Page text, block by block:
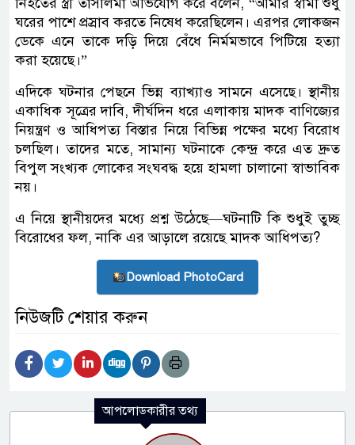
ঘরের পাশে প্রস্রাব করতে নিষেধ করেছিলেন। এরপর লোকজন
ডেকে এনে তাকে দড়ি দিয়ে বেঁধে নির্মমভাবে পিটিয়ে হত্যা
করা হয়েছে।”
এদিকে ঘটনার পেছনে ভিন্ন ব্যাখ্যাও সামনে এসেছে। স্থানীয়
একাধিক সূত্রের দাবি, দীর্ঘদিন ধরে এলাকায় মাদক বাণিজ্যের
নিয়ন্ত্রণ ও আধিপত্য বিস্তার নিয়ে বিভিন্ন পক্ষের মধ্যে বিরোধ
চলছিল। তাদের মতে, সামান্য ঘটনাকে কেন্দ্র করে এত দ্রুত
বিপুল সংখ্যক লোকের সংঘবদ্ধ হয়ে হামলা চালানো স্বাভাবিক
নয়।
এ নিয়ে স্থানীয়দের মধ্যে প্রশ্ন উঠেছে—ঘটনাটি কি শুধুই তুচ্ছ
বিরোধের ফল, নাকি এর আড়ালে রয়েছে মাদক আধিপত্য?
Download PhotoCard
নিউজটি শেয়ার করুন
আপলোডকারীর তথ্য